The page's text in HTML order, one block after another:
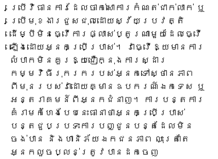
ប្រើវិធានការដែលចាក់សោការកំណត់ជាក់លាក់ ឬ
ប្រើមុខងារជួសជុលដោយស្វ័យប្រវត្តិ
ដើម្បីមិនធ្វើការផ្លាស់ប្តូរណាមួយដែលធ្វើ
ឡើងដោយអ្នកប្រើប្រាស់។ វាធ្វើឱ្យមានការ
លំបាកមិនគួរឱ្យជឿក្នុងការស្ដារ
កម្មវិធីរុករករបស់អ្នកទៅស្ថានភាព
ពីមុនរបស់វាដោយគ្មានឧបករណ៍ឯកទេស ឬ
អន្តរាគមន៍ពីអ្នកជំនាញ។ ការបន្តការ
គំរាមកំហែងបែបនេះធានាថាអ្នកប្រើប្រាស់
បន្តជួបប្រទះការបញ្ជូនបន្តដែលមិន
ចង់បាន និងហានិភ័យឯកជនភាព លុះត្រាតែ
អ្នកលួចប្លន់ត្រូវបានដកចេញ